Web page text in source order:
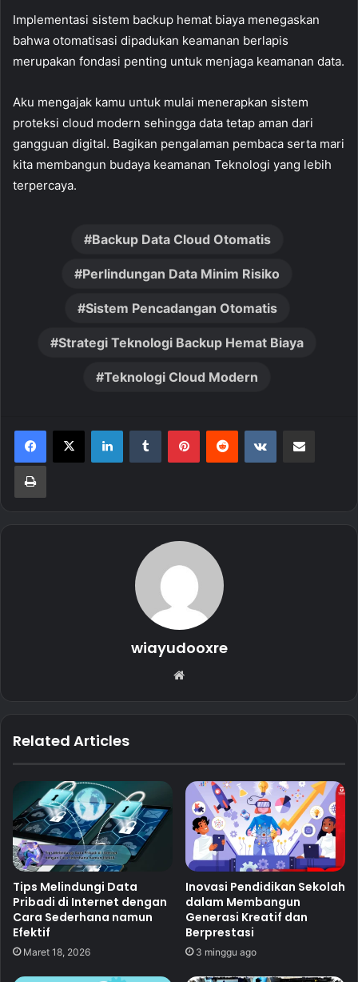
Implementasi sistem backup hemat biaya menegaskan
bahwa otomatisasi dipadukan keamanan berlapis
merupakan fondasi penting untuk menjaga keamanan data.
Aku mengajak kamu untuk mulai menerapkan sistem
proteksi cloud modern sehingga data tetap aman dari
gangguan digital. Bagikan pengalaman pembaca serta mari
kita membangun budaya keamanan Teknologi yang lebih
terpercaya.
Backup Data Cloud Otomatis
Perlindungan Data Minim Risiko
Sistem Pencadangan Otomatis
Strategi Teknologi Backup Hemat Biaya
Teknologi Cloud Modern
LinkedInTumblr PinterestReddit VKontakte
Print
wiayudooxre
Related Articles
Tips Melindungi Data
Pribadi di Internet dengan
Cara Sederhana namun
Efektif
Maret 18, 2026
Inovasi Pendidikan Sekolah
dalam Membangun
Generasi Kreatif dan
Berprestasi
3 minggu ago